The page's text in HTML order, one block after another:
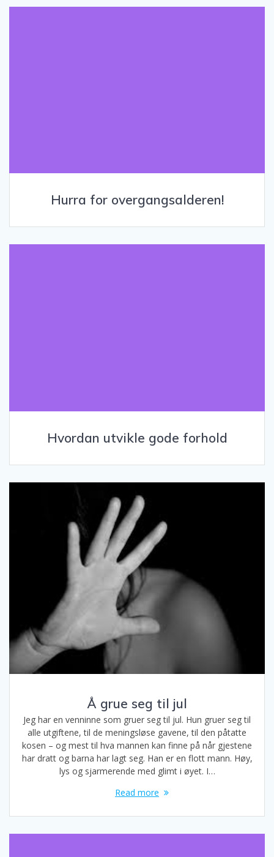
Hurra for overgangsalderen!
Hvordan utvikle gode forhold
Å grue seg til jul
Jeg har en venninne som gruer seg til jul. Hun gruer seg til
alle utgiftene, til de meningsløse gavene, til den påtatte
kosen – og mest til hva mannen kan finne på når gjestene
har dratt og barna har lagt seg. Han er en flott mann. Høy,
lys og sjarmerende med glimt i øyet. I…
Read more